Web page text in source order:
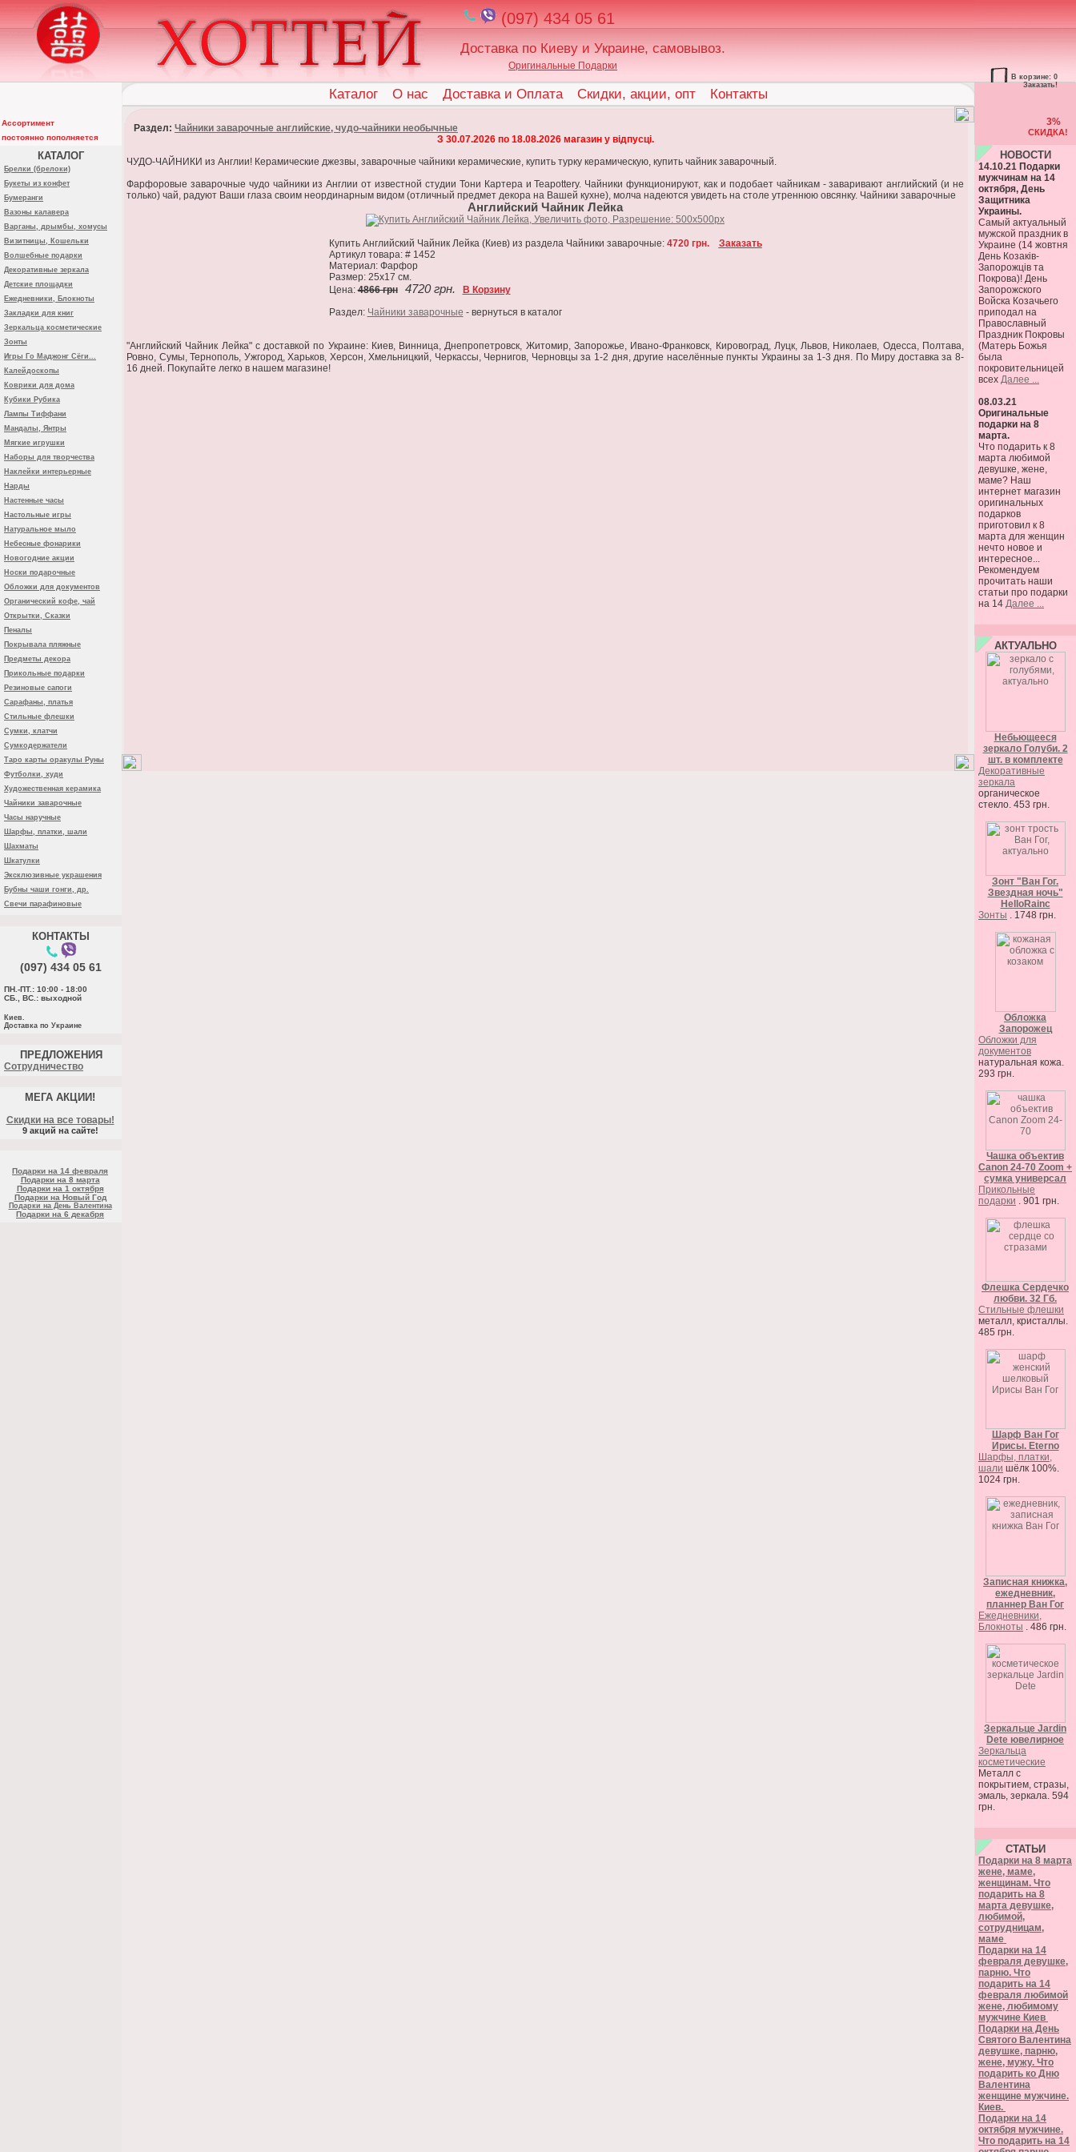
(097) 434 05 61
Доставка по Киеву и Украине, самовывоз.
Оригинальные Подарки
В корзине: 0
Заказать!
Ассортимент
постоянно пополняется
КАТАЛОГ
Брелки (брелоки)
Букеты из конфет
Бумеранги
Вазоны калавера
Варганы, дрымбы, хомусы
Визитницы, Кошельки
Волшебные подарки
Декоративные зеркала
Детские площадки
Ежедневники, Блокноты
Закладки для книг
Зеркальца косметические
Зонты
Игры Го Маджонг Сёги...
Калейдоскопы
Коврики для дома
Кубики Рубика
Лампы Тиффани
Мандалы, Янтры
Мягкие игрушки
Наборы для творчества
Наклейки интерьерные
Нарды
Настенные часы
Настольные игры
Натуральное мыло
Небесные фонарики
Новогодние акции
Носки подарочные
Обложки для документов
Органический кофе, чай
Открытки, Сказки
Пеналы
Покрывала пляжные
Предметы декора
Прикольные подарки
Резиновые сапоги
Сарафаны, платья
Стильные флешки
Сумки, клатчи
Сумкодержатели
Таро карты оракулы Руны
Футболки, худи
Художественная керамика
Чайники заварочные
Часы наручные
Шарфы, платки, шали
Шахматы
Шкатулки
Эксклюзивные украшения
Бубны чаши гонги, др.
Свечи парафиновые
КОНТАКТЫ
(097) 434 05 61
ПН.-ПТ.: 10:00 - 18:00
СБ., ВС.: выходной
Киев.
Доставка по Украине
ПРЕДЛОЖЕНИЯ
Cотрудничество
МЕГА АКЦИИ!
Скидки на все товары!
9 акций на сайте!
Подарки на 14 февраля
Подарки на 8 марта
Подарки на 1 октября
Подарки на Новый Год
Подарки на День Валентина
Подарки на 6 декабря
Каталог О нас Доставка и Оплата Скидки, акции, опт Контакты
Раздел: Чайники заварочные английские, чудо-чайники необычные
З 30.07.2026 по 18.08.2026 магазин у відпусці.
ЧУДО-ЧАЙНИКИ из Англии! Керамические джезвы, заварочные чайники керамические, купить турку керамическую, купить чайник заварочный.
Фарфоровые заварочные чудо чайники из Англии от известной студии Тони Картера и Teapottery. Чайники функционируют, как и подобает чайникам - заваривают английский (и не
только) чай, радуют Ваши глаза своим неординарным видом (отличный предмет декора на Вашей кухне), молча надеются увидеть на столе утреннюю овсянку. Чайники заварочные
Английский Чайник Лейка
Купить Английский Чайник Лейка (Киев) из раздела Чайники заварочные: 4720 грн.
Заказать
Артикул товара: # 1452
Материал: Фарфор
Размер: 25х17 см.
Цена:4866 грн 4720 грн.
В Корзину
Раздел: Чайники заварочные - вернуться в каталог
"Английский Чайник Лейка" c доставкой по Украине: Киев, Винница, Днепропетровск, Житомир, Запорожье, Ивано-Франковск, Кировоград, Луцк, Львов, Николаев, Одесса, Полтава,
Ровно, Сумы, Тернополь, Ужгород, Харьков, Херсон, Хмельницкий, Черкассы, Чернигов, Черновцы за 1-2 дня, другие населённые пункты Украины за 1-3 дня. По Миру доставка за 8-
16 дней. Покупайте легко в нашем магазине!
3%
СКИДКА!
НОВОСТИ
14.10.21 Подарки
мужчинам на 14
октября, День
Защитника
Украины.
Самый актуальный
мужской праздник в
Украине (14 жовтня
День Козаків-
Запорожців та
Покрова)! День
Запорожского
Войска Козачьего
приподал на
Православный
Праздник Покровы
(Матерь Божья
была
покровительницей
всех Далее ...
08.03.21
Оригинальные
подарки на 8
марта.
Что подарить к 8
марта любимой
девушке, жене,
маме? Наш
интернет магазин
оригинальных
подарков
приготовил к 8
марта для женщин
нечто новое и
интересное...
Рекомендуем
прочитать наши
статьи про подарки
на 14 Далее ...
АКТУАЛЬНО
Небьющееся
зеркало Голуби. 2
шт. в комплекте
Декоративные
зеркала
органическое
стекло. 453 грн.
Зонт "Ван Гог.
Звездная ночь"
HelloRainc
Зонты . 1748 грн.
Обложка
Запорожец
Обложки для
документов
натуральная кожа.
293 грн.
Чашка объектив
Canon 24-70 Zoom +
сумка универсал
Прикольные
подарки . 901 грн.
Флешка Сердечко
любви. 32 Гб.
Стильные флешки
металл, кристаллы.
485 грн.
Шарф Ван Гог
Ирисы. Eterno
Шарфы, платки,
шали шёлк 100%.
1024 грн.
Записная книжка,
ежедневник,
планнер Ван Гог
Ежедневники,
Блокноты . 486 грн.
Зеркальце Jardin
Dete ювелирное
Зеркальца
косметические
Металл с
покрытием, стразы,
эмаль, зеркала. 594
грн.
СТАТЬИ
Подарки на 8 марта
жене, маме,
женщинам. Что
подарить на 8
марта девушке,
любимой,
сотрудницам,
маме
Подарки на 14
февраля девушке,
парню. Что
подарить на 14
февраля любимой
жене, любимому
мужчине Киев
Подарки на День
Святого Валентина
девушке, парню,
жене, мужу. Что
подарить ко Дню
Валентина
женщине мужчине.
Киев.
Подарки на 14
октября мужчине.
Что подарить на 14